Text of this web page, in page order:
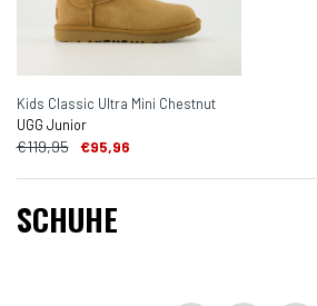
Kids Classic Ultra Mini Chestnut
UGG Junior
€119,95 €95,96
SCHUHE